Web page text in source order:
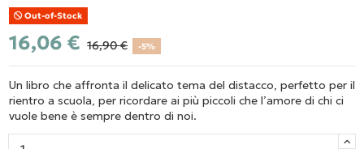
Out-of-Stock
16,06 € 16,90 € -5%
Un libro che affronta il delicato tema del distacco, perfetto per il
rientro a scuola, per ricordare ai più piccoli che l’amore di chi ci
vuole bene è sempre dentro di noi.